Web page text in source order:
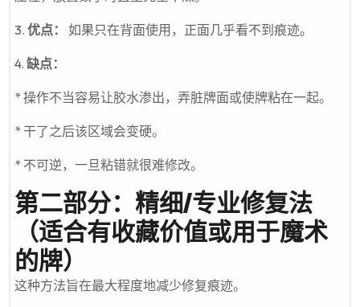
3. 优点： 如果只在背面使用，正面几乎看不到痕迹。
4. 缺点：
* 操作不当容易让胶水渗出，弄脏牌面或使牌粘在一起。
* 干了之后该区域会变硬。
* 不可逆，一旦粘错就很难修改。
第二部分：精细/专业修复法
（适合有收藏价值或用于魔术
的牌）
这种方法旨在最大程度地减少修复痕迹。